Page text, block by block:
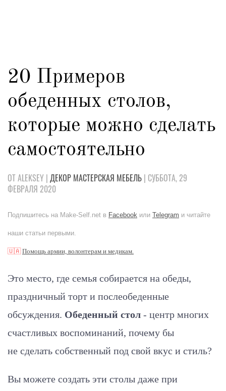
20 Примеров
обеденных столов,
которые можно сделать
самостоятельно
ОТ ALEKSEY | ДЕКОР МАСТЕРСКАЯ МЕБЕЛЬ | СУББОТА, 29
ФЕВРАЛЯ 2020
Подпишитесь на Make-Self.net в Facebook или Telegram и читайте
наши статьи первыми.
🇺🇦Помощь армии, волонтерам и медикам.
Это место, где семья собирается на обеды,
праздничный торт и послеобеденные
обсуждения. Обеденный стол - центр многих
счастливых воспоминаний, почему бы
не сделать собственный под свой вкус и стиль?
Вы можете создать эти столы даже при